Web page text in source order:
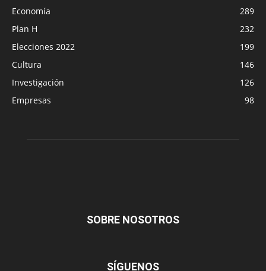
Economía
289
Plan H
232
Elecciones 2022
199
Cultura
146
Investigación
126
Empresas
98
SOBRE NOSOTROS
SÍGUENOS